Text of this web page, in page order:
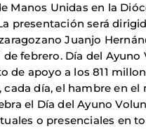
Manos Unidas en la
presentación será
Juanjo
de febrero. Día del
de apoyo a los 811
cada día, el hambre en el
el Día del Ayuno
o presenciales en